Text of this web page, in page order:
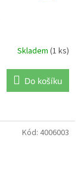
Skladem (1 ks)
Do košíku
Kód: 4006003